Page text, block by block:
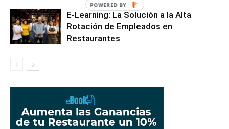
E-Learning: La Solución a la Alta
Rotación de Empleados en
Restaurantes